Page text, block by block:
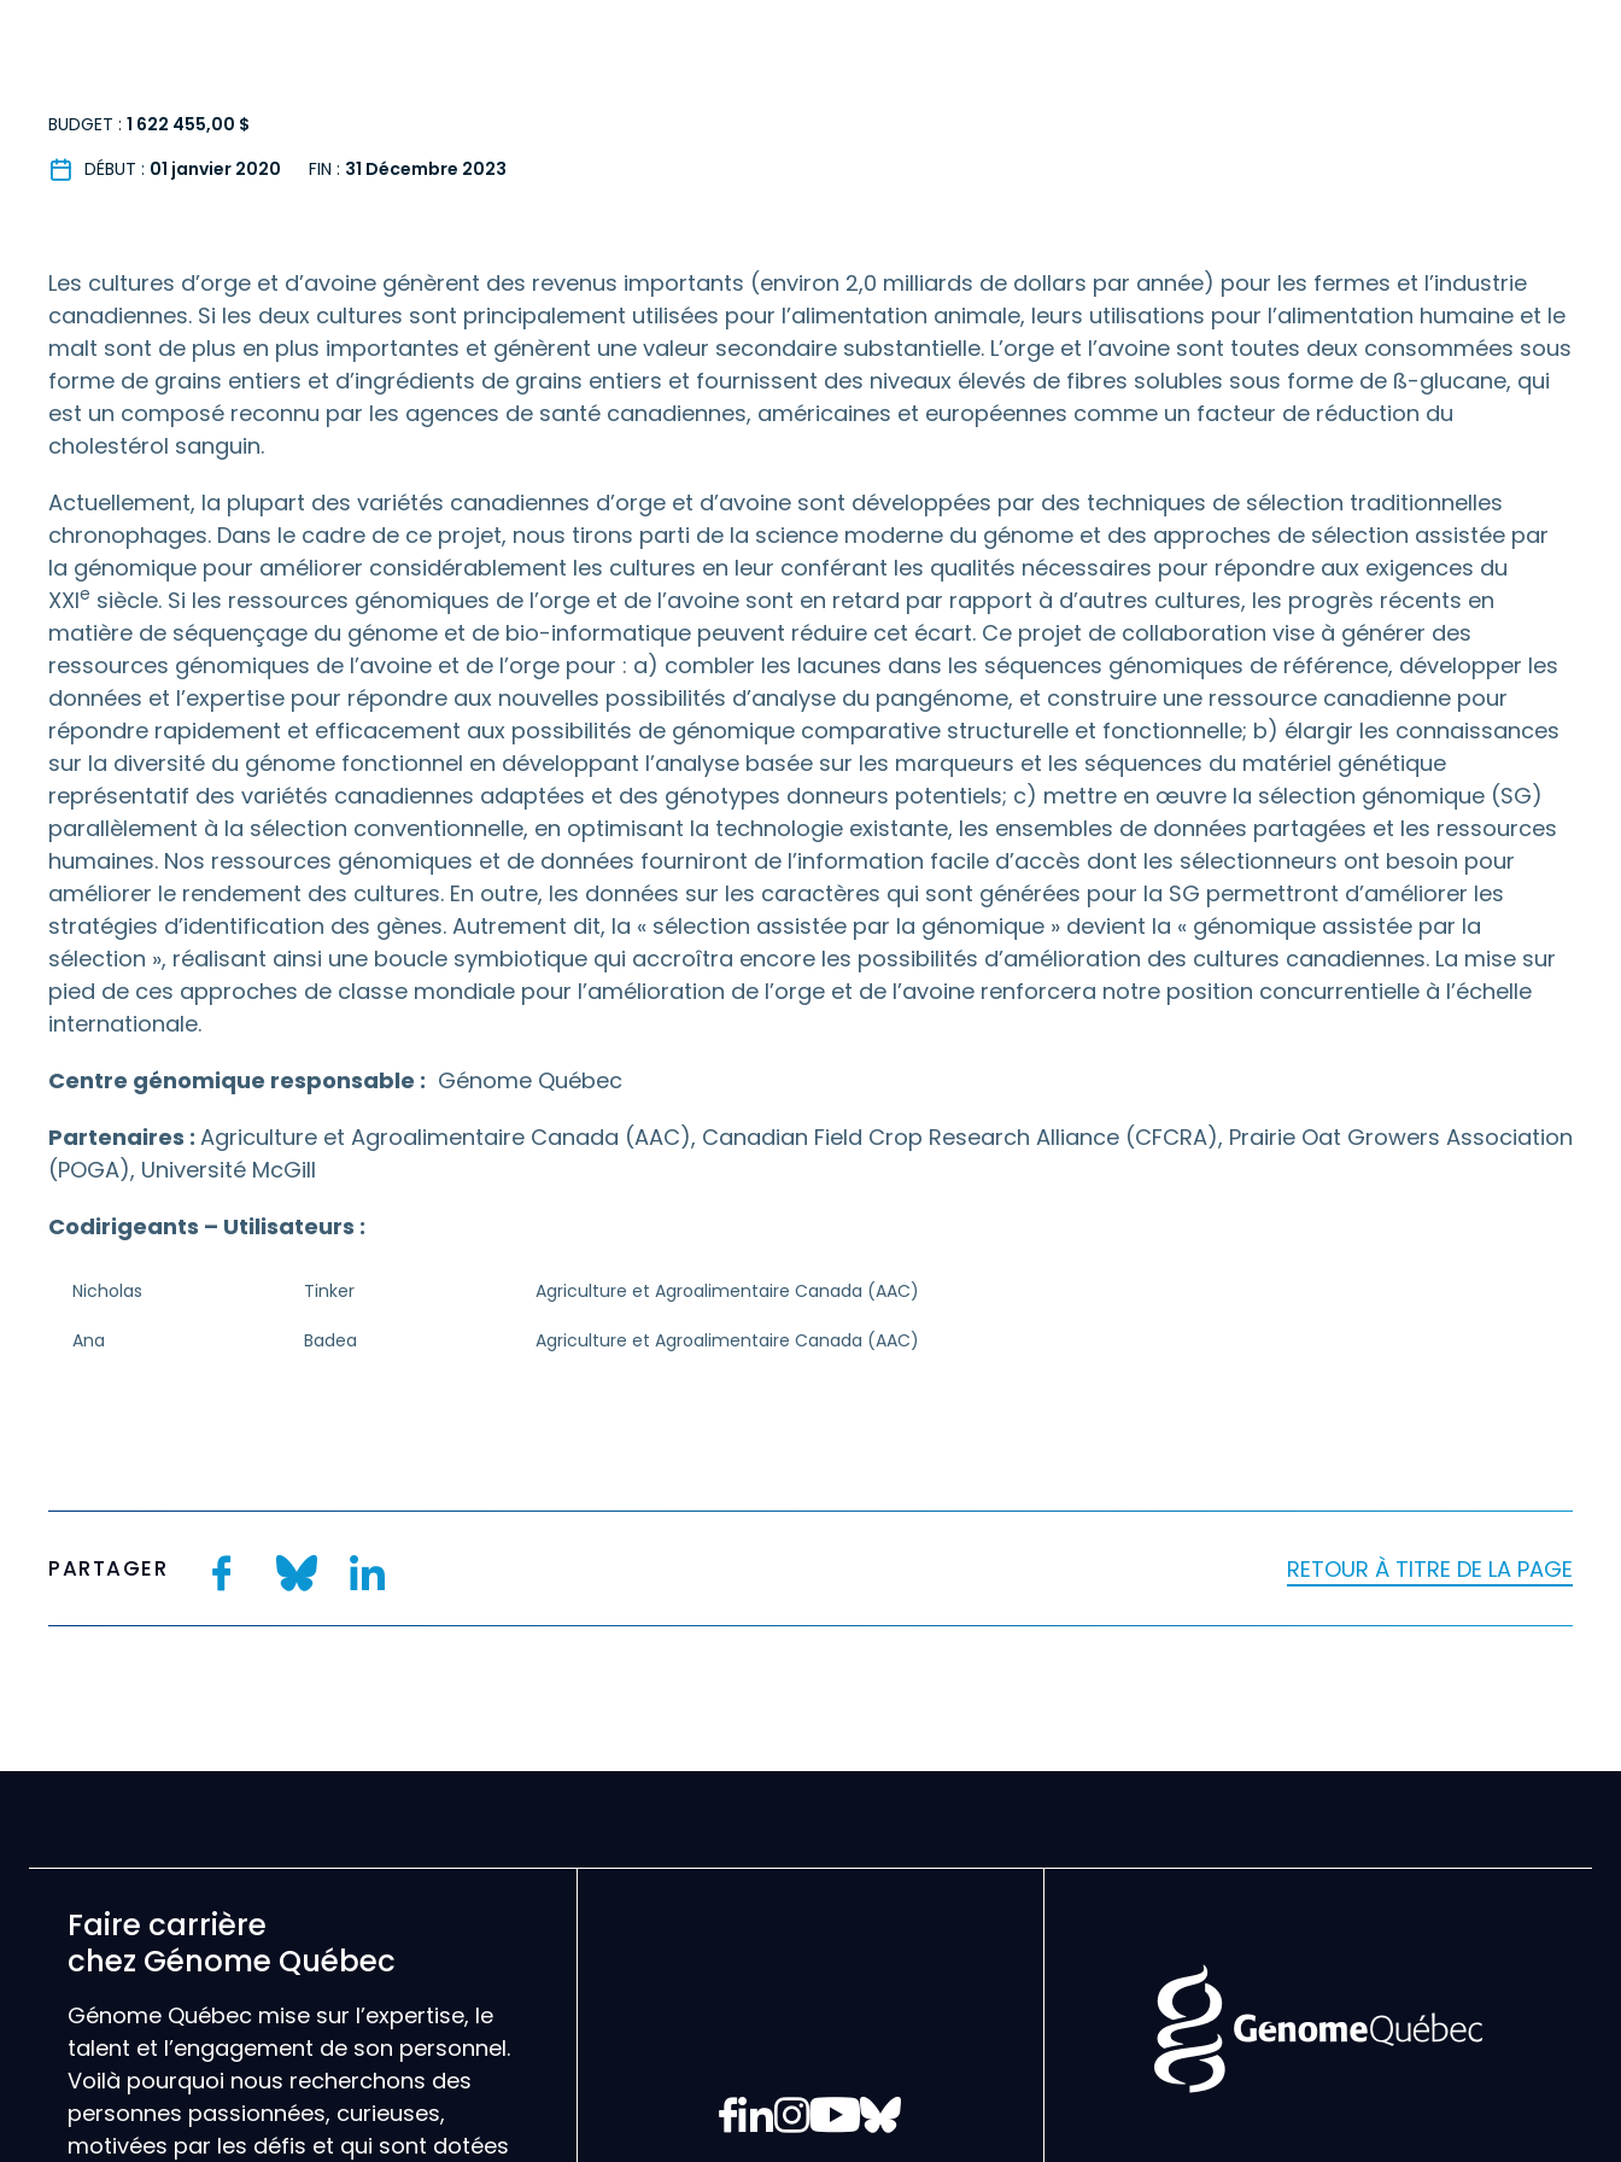
BUDGET : 1 622 455,00 $
DÉBUT : 01 janvier 2020 FIN : 31 Décembre 2023
Les cultures d’orge et d’avoine génèrent des revenus importants (environ 2,0 milliards de dollars par année) pour les fermes et l’industrie
canadiennes. Si les deux cultures sont principalement utilisées pour l’alimentation animale, leurs utilisations pour l’alimentation humaine et le
malt sont de plus en plus importantes et génèrent une valeur secondaire substantielle. L’orge et l’avoine sont toutes deux consommées sous
forme de grains entiers et d’ingrédients de grains entiers et fournissent des niveaux élevés de fibres solubles sous forme de ß-glucane, qui
est un composé reconnu par les agences de santé canadiennes, américaines et européennes comme un facteur de réduction du
cholestérol sanguin.
Actuellement, la plupart des variétés canadiennes d’orge et d’avoine sont développées par des techniques de sélection traditionnelles
chronophages. Dans le cadre de ce projet, nous tirons parti de la science moderne du génome et des approches de sélection assistée par
la génomique pour améliorer considérablement les cultures en leur conférant les qualités nécessaires pour répondre aux exigences du
XXIe siècle. Si les ressources génomiques de l’orge et de l’avoine sont en retard par rapport à d’autres cultures, les progrès récents en
matière de séquençage du génome et de bio-informatique peuvent réduire cet écart. Ce projet de collaboration vise à générer des
ressources génomiques de l’avoine et de l’orge pour : a) combler les lacunes dans les séquences génomiques de référence, développer les
données et l’expertise pour répondre aux nouvelles possibilités d’analyse du pangénome, et construire une ressource canadienne pour
répondre rapidement et efficacement aux possibilités de génomique comparative structurelle et fonctionnelle; b) élargir les connaissances
sur la diversité du génome fonctionnel en développant l’analyse basée sur les marqueurs et les séquences du matériel génétique
représentatif des variétés canadiennes adaptées et des génotypes donneurs potentiels; c) mettre en œuvre la sélection génomique (SG)
parallèlement à la sélection conventionnelle, en optimisant la technologie existante, les ensembles de données partagées et les ressources
humaines. Nos ressources génomiques et de données fourniront de l’information facile d’accès dont les sélectionneurs ont besoin pour
améliorer le rendement des cultures. En outre, les données sur les caractères qui sont générées pour la SG permettront d’améliorer les
stratégies d’identification des gènes. Autrement dit, la « sélection assistée par la génomique » devient la « génomique assistée par la
sélection », réalisant ainsi une boucle symbiotique qui accroîtra encore les possibilités d’amélioration des cultures canadiennes. La mise sur
pied de ces approches de classe mondiale pour l’amélioration de l’orge et de l’avoine renforcera notre position concurrentielle à l’échelle
internationale.
Centre génomique responsable : Génome Québec
Partenaires : Agriculture et Agroalimentaire Canada (AAC), Canadian Field Crop Research Alliance (CFCRA), Prairie Oat Growers Association
(POGA), Université McGill
Codirigeants – Utilisateurs :
Nicholas Tinker Agriculture et Agroalimentaire Canada (AAC)
Ana Badea Agriculture et Agroalimentaire Canada (AAC)
PARTAGER RETOUR À TITRE DE LA PAGE
Faire carrière
chez Génome Québec
Génome Québec mise sur l’expertise, le
talent et l’engagement de son personnel.
Voilà pourquoi nous recherchons des
personnes passionnées, curieuses,
motivées par les défis et qui sont dotées
Facebook
LinkedIn
Instagram
YouTube
Bluesky